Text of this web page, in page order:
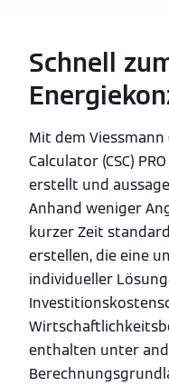
Schnell
Mit dem
Calculator (CSC)
erstellt und
Anhand weniger
kurzer Zeit
erstellen, die eine
individueller
enthalten unter